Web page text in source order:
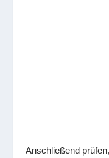
Anschließend